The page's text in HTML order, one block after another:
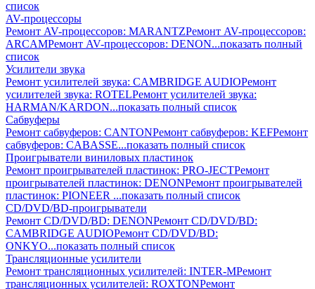
список
AV-процессоры
Ремонт AV-процессоров: MARANTZРемонт AV-процессоров:
ARCAMРемонт AV-процессоров: DENON...показать полный
список
Усилители звука
Ремонт усилителей звука: CAMBRIDGE AUDIOРемонт
усилителей звука: ROTELРемонт усилителей звука:
HARMAN/KARDON...показать полный список
Сабвуферы
Ремонт сабвуферов: CANTONРемонт сабвуферов: KEFРемонт
сабвуферов: CABASSE...показать полный список
Проигрыватели виниловых пластинок
Ремонт проигрывателей пластинок: PRO-JECTРемонт
проигрывателей пластинок: DENONРемонт проигрывателей
пластинок: PIONEER ...показать полный список
CD/DVD/BD-проигрыватели
Ремонт CD/DVD/BD: DENONРемонт CD/DVD/BD:
CAMBRIDGE AUDIOРемонт CD/DVD/BD:
ONKYO...показать полный список
Трансляционные усилители
Ремонт трансляционных усилителей: INTER-MРемонт
трансляционных усилителей: ROXTONРемонт